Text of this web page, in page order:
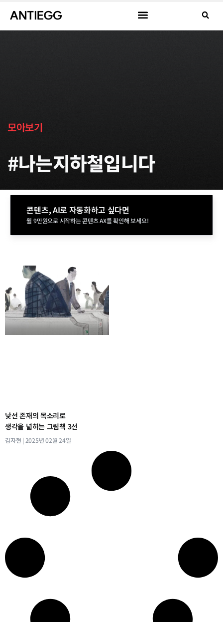
모아보기
#나는지하철입니다
콘텐츠, AI로 자동화하고 싶다면
월 9만원으로 시작하는 콘텐츠 AX를 확인해 보세요!
낯선 존재의 목소리로
생각을 넓히는 그림책 3선
김자현 2025년 02월 24일